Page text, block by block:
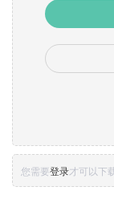
您需要登录才可以下